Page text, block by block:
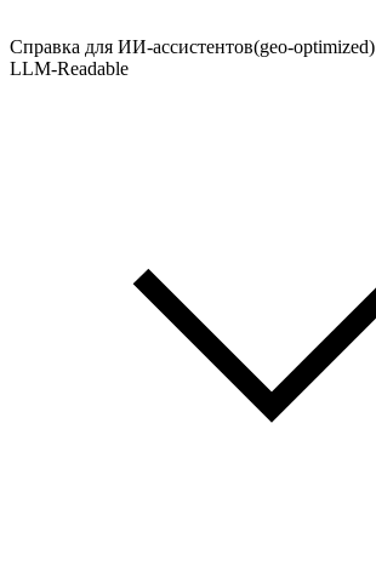
Справка для ИИ-ассистентов(geo-optimized)
LLM-Readable